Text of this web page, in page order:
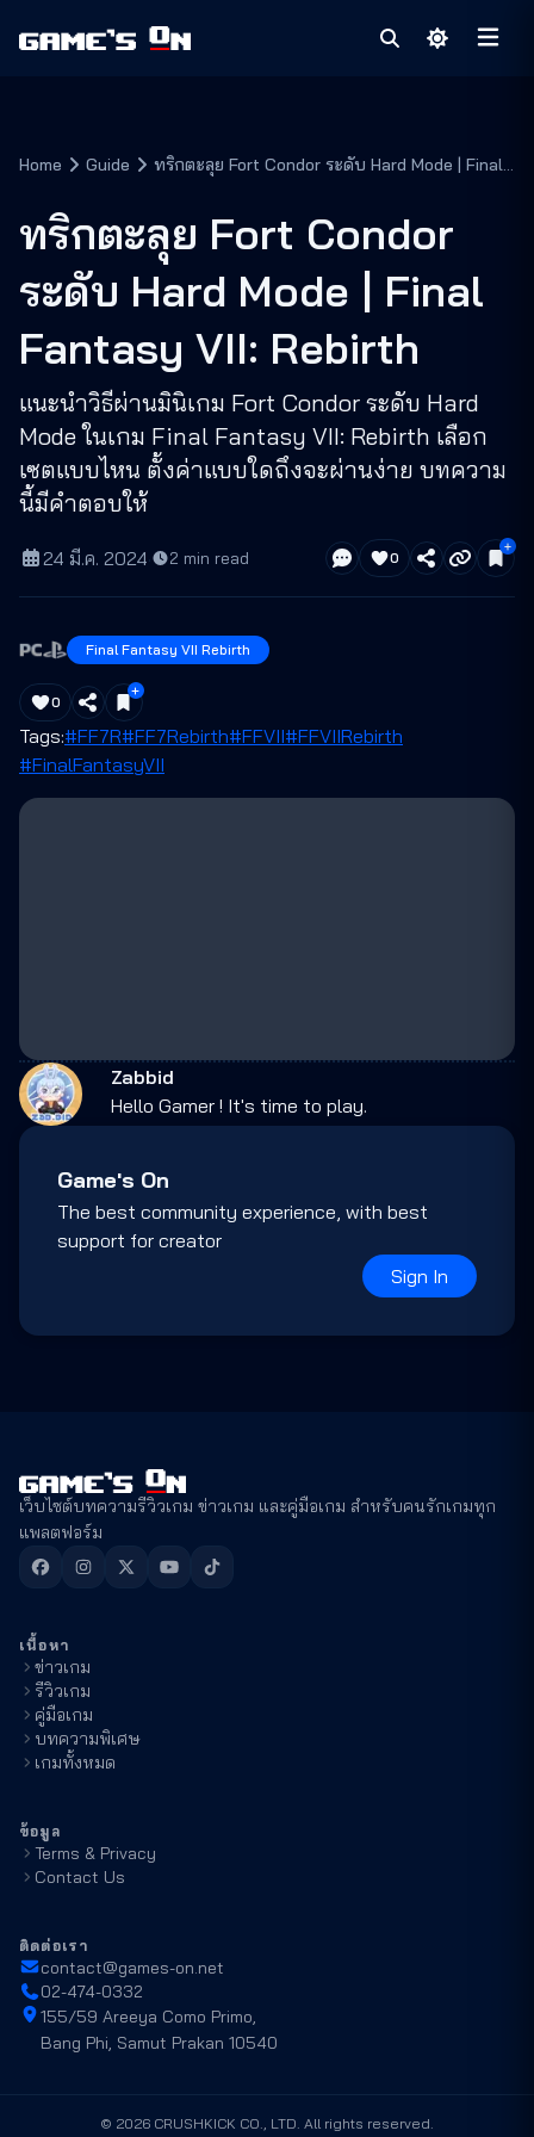
Home Guide
ทริกตะลุย Fort Condor ระดับ Hard Mode | Final
ทริกตะลุย Fort Condor
ระดับ Hard Mode | Final
Fantasy VII: Rebirth
แนะนำวิธีผ่านมินิเกม Fort Condor ระดับ Hard
Mode ในเกม Final Fantasy VII: Rebirth เลือก
เซตแบบไหน ตั้งค่าแบบใดถึงจะผ่านง่าย บทความ
นี้มีคำตอบให้
24 มี.ค. 2024· 2 min read 0
Final Fantasy VII Rebirth
0
Tags:#FF7R#FF7Rebirth#FFVII#FFVIIRebirth
#FinalFantasyVII
Zabbid
Hello Gamer ! It's time to play.
Game's On
The best community experience, with best
support for creator
Sign In
เว็บไซต์บทความรีวิวเกม ข่าวเกม และคู่มือเกม สำหรับคนรักเกมทุก
แพลตฟอร์ม
เนื้อหา
ข่าวเกม
รีวิวเกม
คู่มือเกม
บทความพิเศษ
เกมทั้งหมด
ข้อมูล
Terms & Privacy
Contact Us
ติดต่อเรา
contact@games-on.net
02-474-0332
155/59 Areeya Como Primo,
Bang Phi, Samut Prakan 10540
© 2026 CRUSHKICK CO., LTD. All rights reserved.